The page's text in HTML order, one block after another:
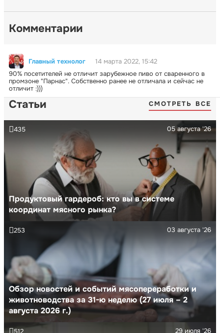
Комментарии
Главный технолог
14 марта 2022, 15:42
90% посетителей не отличит зарубежное пиво от сваренного в
промзоне "Парнас". Собственно ранее не отличала и сейчас не
отличит :)))
Статьи СМОТРЕТЬ ВСЕ
Продуктовый гардероб: кто вы в системе
координат мясного рынка?
05 августа '26
435
Обзор новостей и событий мясопереработки и
животноводства за 31-ю неделю (27 июля – 2
августа 2026 г.)
03 августа '26
253
29 июля '26
512